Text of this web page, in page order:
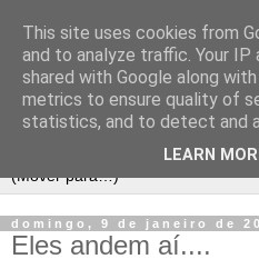
domingo, 9 de janeiro de
Eles andem aí....
This site uses cookies from
and to analyze traffic. Your IP
shared with Google along
metrics to ensure quality of
statistics, and to detect and
LEARN